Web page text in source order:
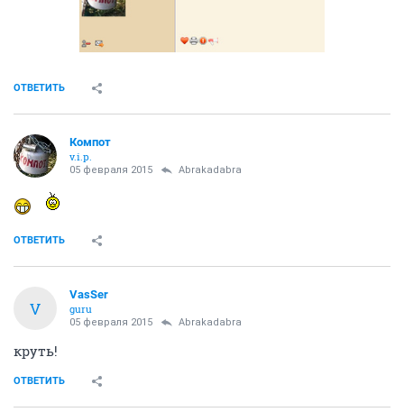
ОТВЕТИТЬ
Компот
v.i.p.
05 февраля 2015 Abrakadabra
ОТВЕТИТЬ
V
VasSer
guru
05 февраля 2015 Abrakadabra
круть!
ОТВЕТИТЬ